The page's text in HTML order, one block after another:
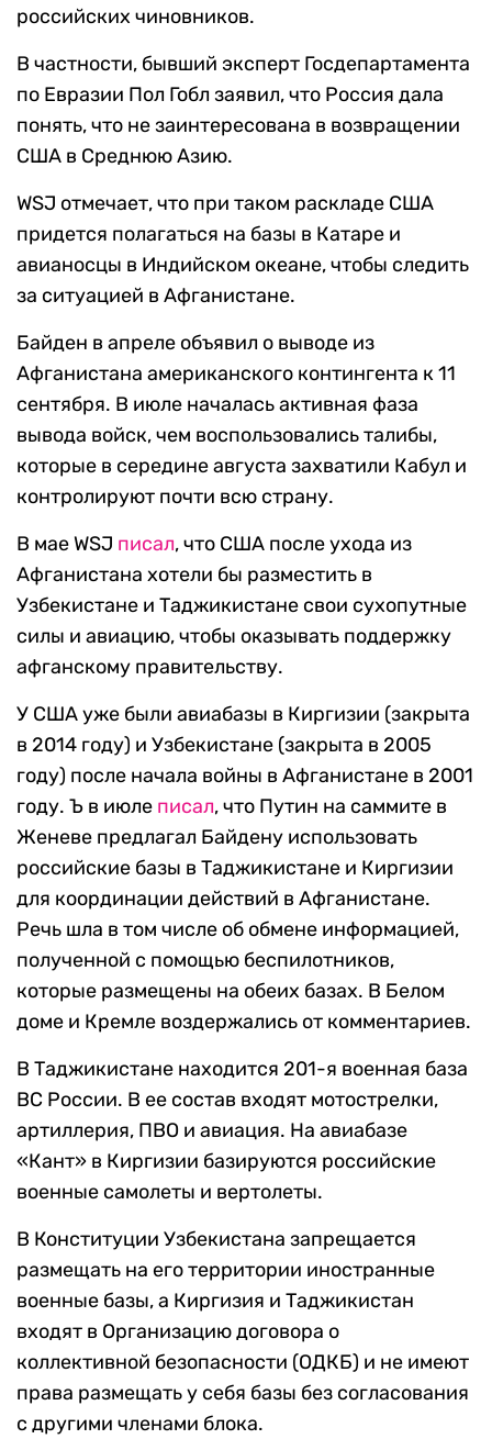
российских чиновников.
В частности, бывший эксперт Госдепартамента
по Евразии Пол Гобл заявил, что Россия дала
понять, что не заинтересована в возвращении
США в Среднюю Азию.
WSJ отмечает, что при таком раскладе США
придется полагаться на базы в Катаре и
авианосцы в Индийском океане, чтобы следить
за ситуацией в Афганистане.
Байден в апреле объявил о выводе из
Афганистана американского контингента к 11
сентября. В июле началась активная фаза
вывода войск, чем воспользовались талибы,
которые в середине августа захватили Кабул и
контролируют почти всю страну.
В мае WSJ писал, что США после ухода из
Афганистана хотели бы разместить в
Узбекистане и Таджикистане свои сухопутные
силы и авиацию, чтобы оказывать поддержку
афганскому правительству.
У США уже были авиабазы в Киргизии (закрыта
в 2014 году) и Узбекистане (закрыта в 2005
году) после начала войны в Афганистане в 2001
году. Ъ в июле писал, что Путин на саммите в
Женеве предлагал Байдену использовать
российские базы в Таджикистане и Киргизии
для координации действий в Афганистане.
Речь шла в том числе об обмене информацией,
полученной с помощью беспилотников,
которые размещены на обеих базах. В Белом
доме и Кремле воздержались от комментариев.
В Таджикистане находится 201-я военная база
ВС России. В ее состав входят мотострелки,
артиллерия, ПВО и авиация. На авиабазе
«Кант» в Киргизии базируются российские
военные самолеты и вертолеты.
В Конституции Узбекистана запрещается
размещать на его территории иностранные
военные базы, а Киргизия и Таджикистан
входят в Организацию договора о
коллективной безопасности (ОДКБ) и не имеют
права размещать у себя базы без согласования
с другими членами блока.